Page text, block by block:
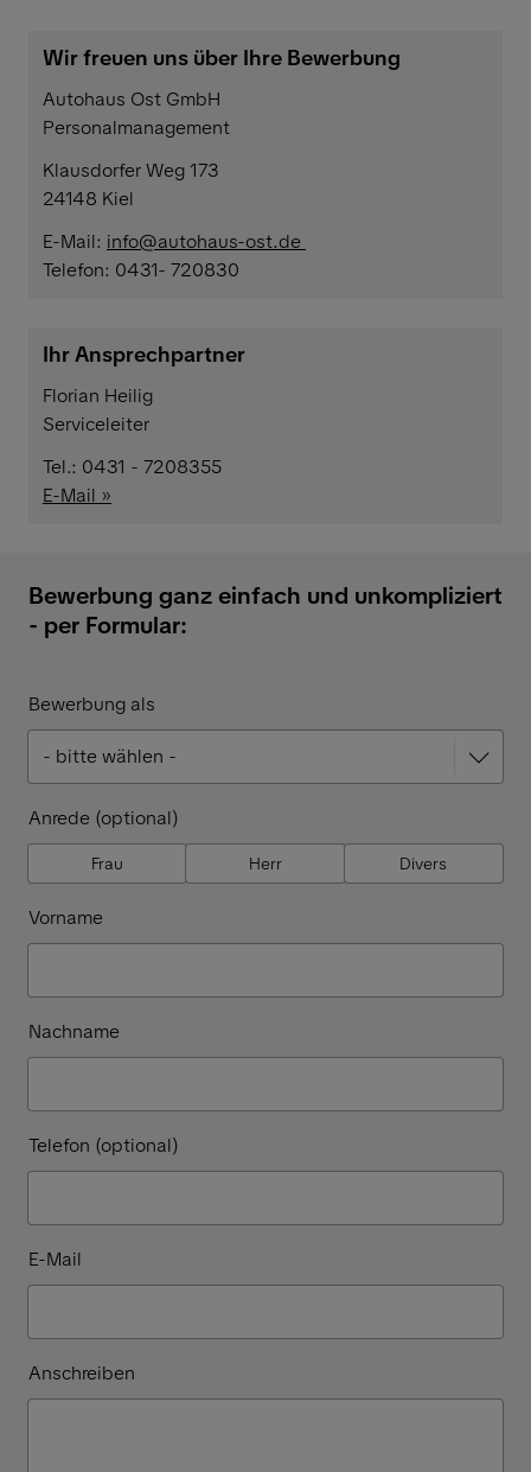
Wir freuen uns über Ihre Bewerbung
Autohaus Ost GmbH
Personalmanagement
Klausdorfer Weg 173
24148 Kiel
E-Mail: info@autohaus-ost.de
Telefon: 0431- 720830
Ihr Ansprechpartner
Florian Heilig
Serviceleiter
Tel.: 0431 - 7208355
E-Mail »
Bewerbung ganz einfach und unkompliziert
- per Formular:
Bewerbung als
Anrede (optional)
Frau Herr Divers
Vorname
Nachname
Telefon (optional)
E-Mail
Anschreiben